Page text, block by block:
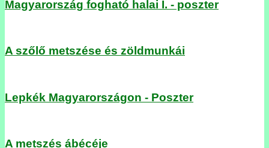
Magyarország fogható halai I. - poszter
A szőlő metszése és zöldmunkái
Lepkék Magyarországon - Poszter
A metszés ábécéje